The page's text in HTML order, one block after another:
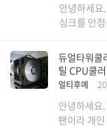
안녕하세요
싱크를 안
듀얼타워쿨
틸 CPU쿨
얼티후예
안녕하세요
팬이라 개